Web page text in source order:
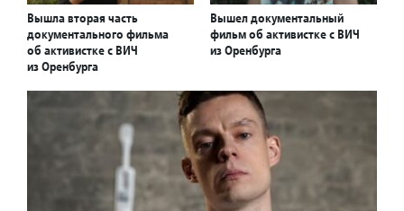
Вышла вторая часть
документального фильма
об активистке с ВИЧ
из Оренбурга
Вышел документальный
фильм об активистке с ВИЧ
из Оренбурга